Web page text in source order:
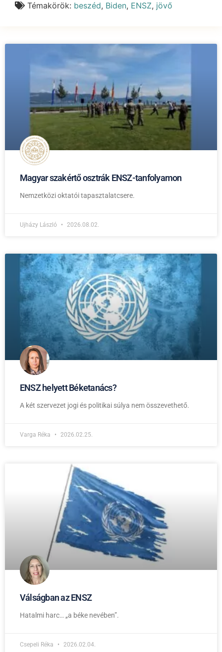
Magyar szakértő osztrák ENSZ-tanfolyamon
Nemzetközi oktatói tapasztalatcsere.
Ujházy László 2026.08.02.
ENSZ helyett Béketanács?
A két szervezet jogi és politikai súlya nem összevethető.
Varga Réka 2026.02.25.
Válságban az ENSZ
Hatalmi harc… „a béke nevében”.
Csepeli Réka 2026.02.04.
Témakörök: beszéd, Biden, ENSZ, jövő